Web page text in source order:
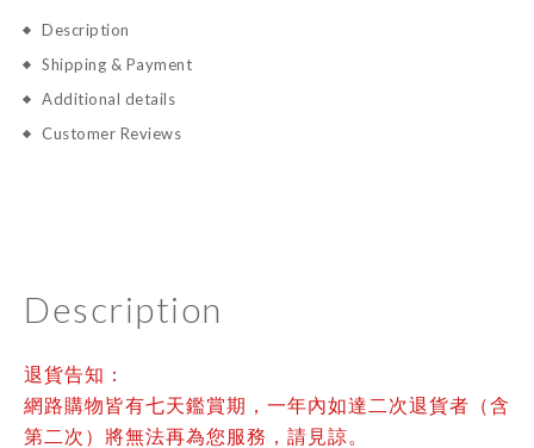
Description
Shipping & Payment
Additional details
Customer Reviews
Description
退貨告知：
網路購物皆有七天鑑賞期，一年內如達二次退貨者（含
第二次）將無法再為您服務，請見諒。